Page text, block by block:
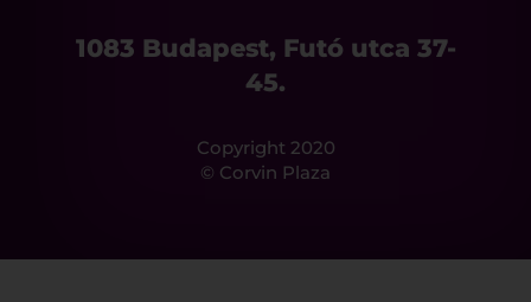
1083 Budapest, Futó utca 37-
45.
Copyright 2020
© Corvin Plaza